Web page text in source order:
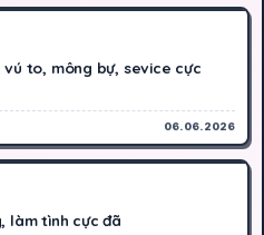
vú to, mông bự, sevice cực
06.06.2026
làm tình cực đã